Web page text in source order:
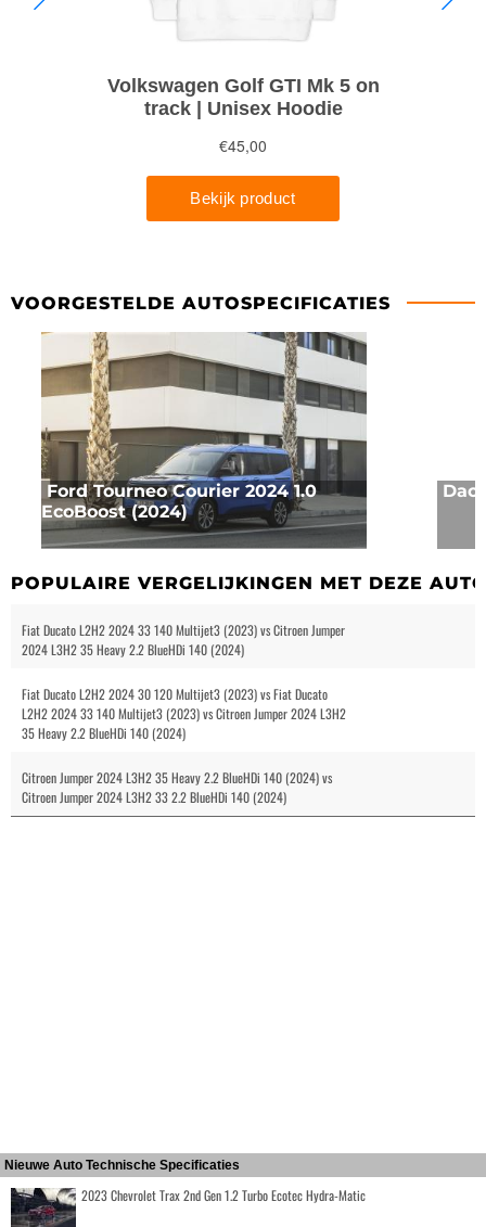
VOORGESTELDE AUTOSPECIFICATIES
Ford Tourneo Courier 2024 1.0
EcoBoost (2024)
POPULAIRE VERGELIJKINGEN MET DEZE
Fiat Ducato L2H2 2024 33 140 Multijet3 (2023) vs Citroen Jumper
2024 L3H2 35 Heavy 2.2 BlueHDi 140 (2024)
Fiat Ducato L2H2 2024 30 120 Multijet3 (2023) vs Fiat Ducato
L2H2 2024 33 140 Multijet3 (2023) vs Citroen Jumper 2024 L3H2
35 Heavy 2.2 BlueHDi 140 (2024)
Citroen Jumper 2024 L3H2 35 Heavy 2.2 BlueHDi 140 (2024) vs
Citroen Jumper 2024 L3H2 33 2.2 BlueHDi 140 (2024)
Nieuwe Auto Technische Specificaties
2023 Chevrolet Trax 2nd Gen 1.2 Turbo Ecotec Hydra-Matic